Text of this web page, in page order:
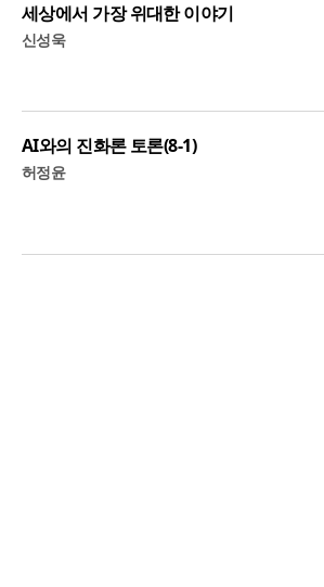
세상에서 가장 위대한 이야기
신성욱
AI와의 진화론 토론(8-1)
허정윤